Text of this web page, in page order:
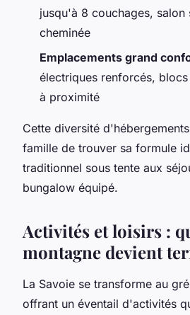
jusqu'à 8 couchages,
cheminée
Emplacements grand
électriques renforcés,
à proximité
Cette diversité
famille de trouver sa formule
traditionnel sous tente aux
bungalow équipé.
Activités et loisirs :
montagne devient
La Savoie se transforme au
offrant un éventail d'activités